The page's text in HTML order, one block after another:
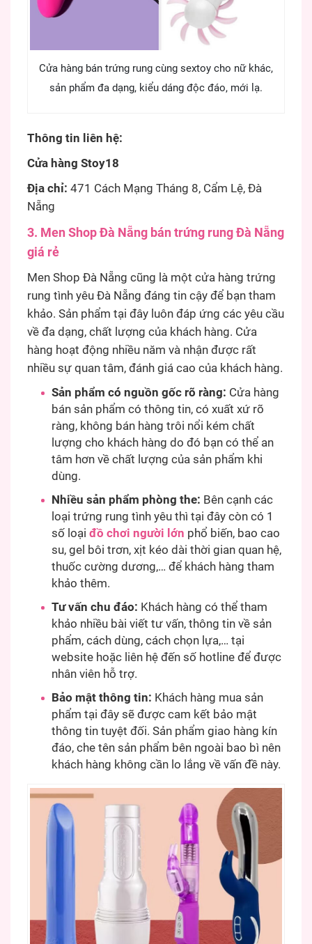
Cửa hàng bán trứng rung cùng sextoy cho nữ khác,
sản phẩm đa dạng, kiểu dáng độc đáo, mới lạ.
Thông tin liên hệ:
Cửa hàng Stoy18
Địa chỉ: 471 Cách Mạng Tháng 8, Cẩm Lệ, Đà
Nẵng
3. Men Shop Đà Nẵng bán trứng rung Đà Nẵng
giá rẻ
Men Shop Đà Nẵng cũng là một cửa hàng trứng
rung tình yêu Đà Nẵng đáng tin cậy để bạn tham
khảo. Sản phẩm tại đây luôn đáp ứng các yêu cầu
về đa dạng, chất lượng của khách hàng. Cửa
hàng hoạt động nhiều năm và nhận được rất
nhiều sự quan tâm, đánh giá cao của khách hàng.
Sản phẩm có nguồn gốc rõ ràng: Cửa hàng
bán sản phẩm có thông tin, có xuất xứ rõ
ràng, không bán hàng trôi nổi kém chất
lượng cho khách hàng do đó bạn có thể an
tâm hơn về chất lượng của sản phẩm khi
dùng.
Nhiều sản phẩm phòng the: Bên cạnh các
loại trứng rung tình yêu thì tại đây còn có 1
số loại đồ chơi người lớn phổ biến, bao cao
su, gel bôi trơn, xịt kéo dài thời gian quan hệ,
thuốc cường dương,… để khách hàng tham
khảo thêm.
Tư vấn chu đáo: Khách hàng có thể tham
khảo nhiều bài viết tư vấn, thông tin về sản
phẩm, cách dùng, cách chọn lựa,… tại
website hoặc liên hệ đến số hotline để được
nhân viên hỗ trợ.
Bảo mật thông tin: Khách hàng mua sản
phẩm tại đây sẽ được cam kết bảo mật
thông tin tuyệt đối. Sản phẩm giao hàng kín
đáo, che tên sản phẩm bên ngoài bao bì nên
khách hàng không cần lo lắng về vấn đề này.